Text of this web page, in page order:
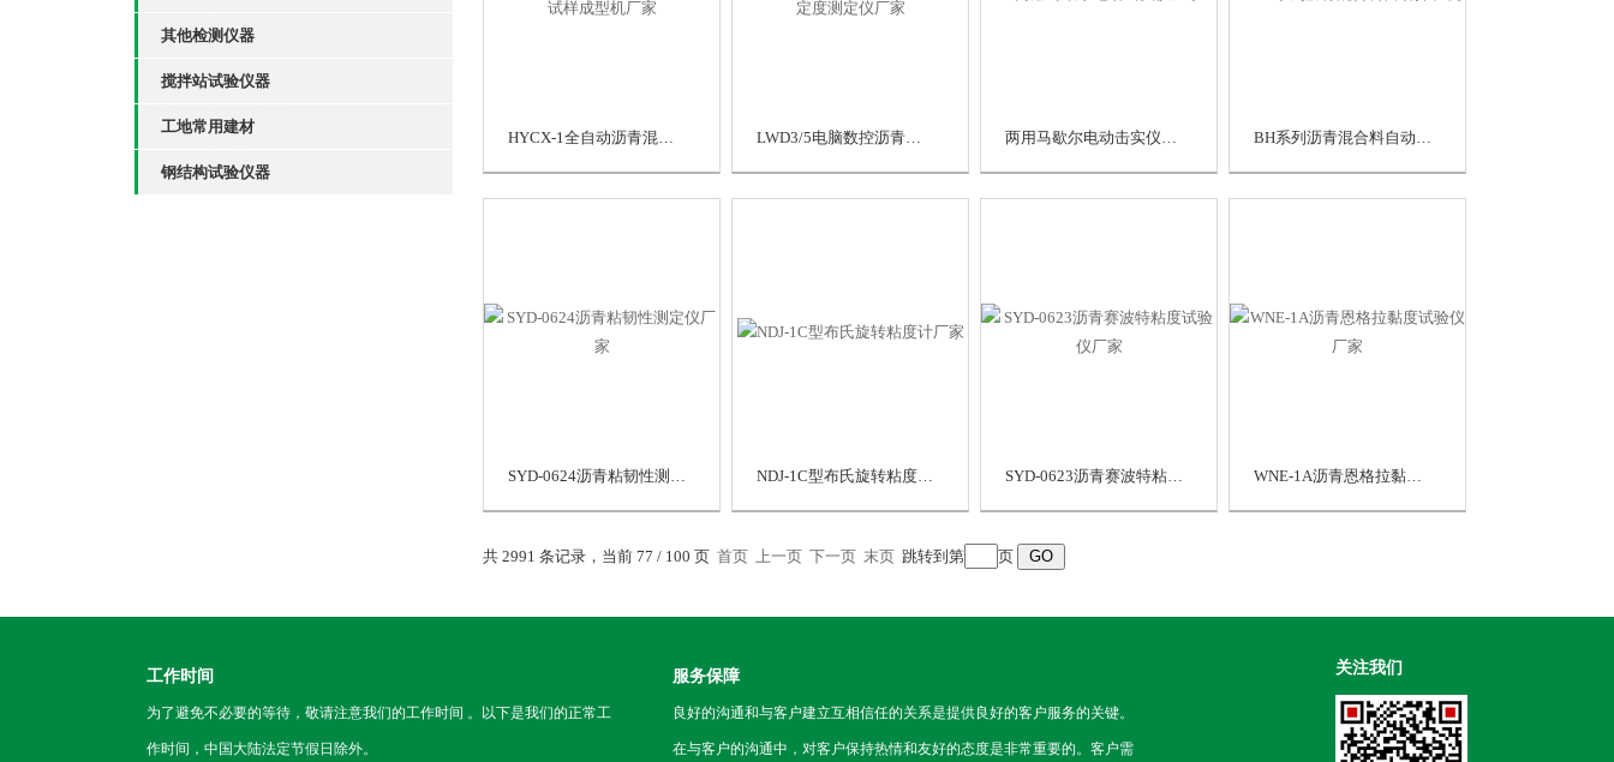
其他检测仪器
搅拌站试验仪器
工地常用建材
钢结构试验仪器
HYCX-1全自动沥青混合料车辙试样成型机厂家 LWD3/5电脑数控沥青马歇尔稳定度测定仪厂家 两用马歇尔电动击实仪厂家 BH系列沥青混合料自动拌和机
SYD-0624沥青粘韧性测定仪厂家 NDJ-1C型布氏旋转粘度计厂家 SYD-0623沥青赛波特粘度试验仪厂家 WNE-1A沥青恩格拉黏度试验仪厂家
共 2991 条记录，当前 77 / 100 页 首页 上一页 下一页 末页 跳转到第 页
工作时间
为了避免不必要的等待，敬请注意我们的工作时间 。以下是我们的正常工
作时间，中国大陆法定节假日除外。
服务保障
良好的沟通和与客户建立互相信任的关系是提供良好的客户服务的关键。
在与客户的沟通中，对客户保持热情和友好的态度是非常重要的。客户需
关注我们